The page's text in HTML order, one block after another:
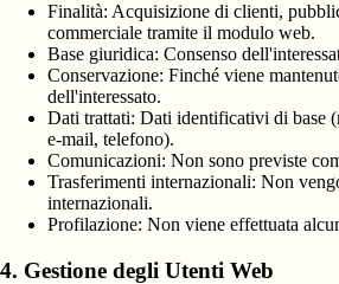
Finalità: Acquisizione di clienti,
commerciale tramite il modulo web.
Base giuridica: Consenso
Conservazione: Finché viene
dell'interessato.
Dati trattati: Dati identificativi di base
e-mail, telefono).
Comunicazioni: Non sono previste
Trasferimenti internazionali: Non
internazionali.
Profilazione: Non viene effettuata
4. Gestione degli Utenti Web